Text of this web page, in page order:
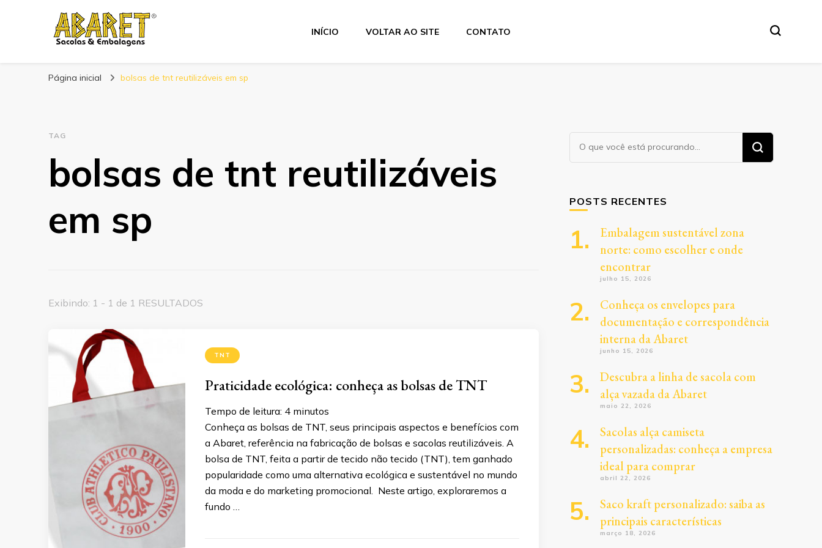
Abaret
INÍCIO VOLTAR AO SITE CONTATO
Página inicial bolsas de tnt reutilizáveis em sp
TAG
bolsas de tnt reutilizáveis
em sp
Exibindo: 1 - 1 de 1 RESULTADOS
TNT
Praticidade ecológica: conheça as bolsas de TNT
Tempo de leitura: 4 minutos
Conheça as bolsas de TNT, seus principais aspectos e benefícios com
a Abaret, referência na fabricação de bolsas e sacolas reutilizáveis. A
bolsa de TNT, feita a partir de tecido não tecido (TNT), tem ganhado
popularidade como uma alternativa ecológica e sustentável no mundo
da moda e do marketing promocional. Neste artigo, exploraremos a
fundo …
Procurando
algo?
POSTS RECENTES
Embalagem sustentável zona
norte: como escolher e onde
encontrar
julho 15, 2026
Conheça os envelopes para
documentação e correspondência
interna da Abaret
junho 15, 2026
Descubra a linha de sacola com
alça vazada da Abaret
maio 22, 2026
Sacolas alça camiseta
personalizadas: conheça a empresa
ideal para comprar
abril 22, 2026
Saco kraft personalizado: saiba as
principais características
março 18, 2026